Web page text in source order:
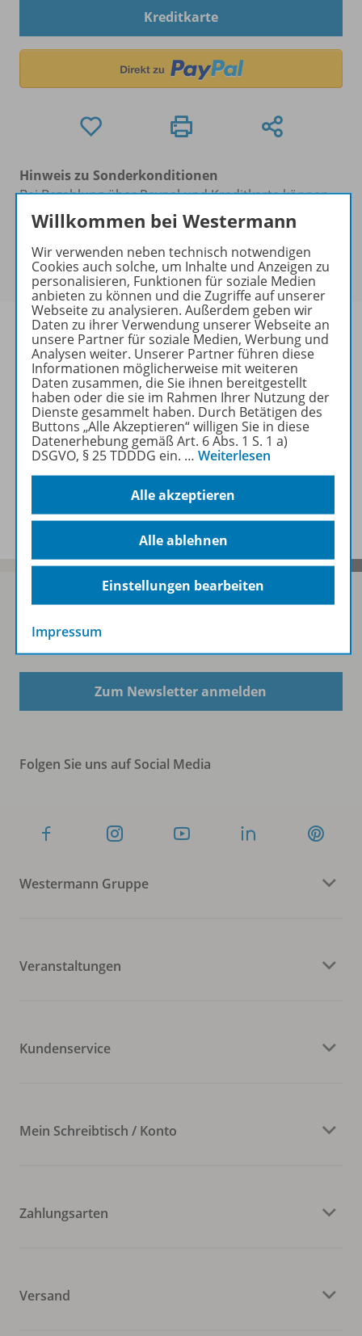
Kreditkarte
Hinweis zu Sonderkonditionen
Bei Bezahlung über Paypal und Kreditkarte können
keine Sonderkonditionen gewährt werden.
Sie haben ein passendes Spar-Paket ?
Um den für Sie gültigen Preis zu sehen,melden Sie
sich bitte an.
Informationen
Weitere Inhalte der Ausgabe
Sofort profitieren
Zum Newsletter anmelden
Folgen Sie uns auf Social Media
Westermann Gruppe
Veranstaltungen
Kundenservice
Mein Schreibtisch / Konto
Zahlungsarten
Versand
Willkommen bei Westermann
Wir verwenden neben technisch notwendigen
Cookies auch solche, um Inhalte und Anzeigen zu
personalisieren, Funktionen für soziale Medien
anbieten zu können und die Zugriffe auf unserer
Webseite zu analysieren. Außerdem geben wir
Daten zu ihrer Verwendung unserer Webseite an
unsere Partner für soziale Medien, Werbung und
Analysen weiter. Unserer Partner führen diese
Informationen möglicherweise mit weiteren
Daten zusammen, die Sie ihnen bereitgestellt
haben oder die sie im Rahmen Ihrer Nutzung der
Dienste gesammelt haben. Durch Betätigen des
Buttons „Alle Akzeptieren“ willigen Sie in diese
Datenerhebung gemäß Art. 6 Abs. 1 S. 1 a)
DSGVO, § 25 TDDDG ein. … Weiterlesen
Alle akzeptieren
Alle ablehnen
Einstellungen bearbeiten
Impressum